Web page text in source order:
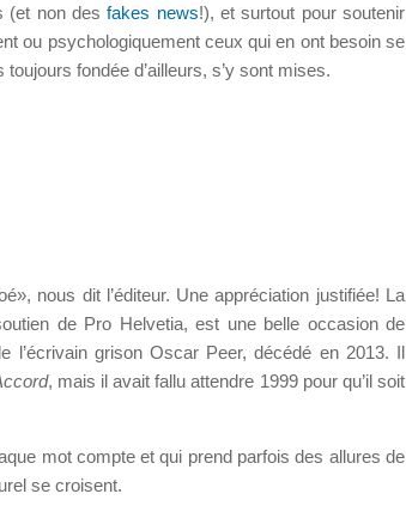
(et non desfakes news!), et surtout pour soutenir
ou psychologiquement ceux qui en ont besoin se
fondée d’ailleurs, s’y sont mises.
nous dit l’éditeur. Une appréciation justifiée! La
de Pro Helvetia, est une belle occasion de
l’écrivain grison Oscar Peer, décédé en 2013. Il
, mais il avait fallu attendre 1999 pour qu’il soit
mot compte et qui prend parfois des allures de
se croisent.